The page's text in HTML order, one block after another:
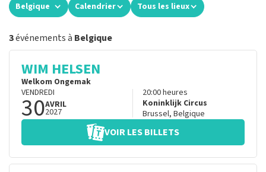
Belgique Calendrier Tous les lieux
3événements à Belgique
WIM HELSEN
Welkom Ongemak
VENDREDI
30AVRIL
2027
20:00heures
Koninklijk Circus
Brussel, Belgique
VOIR LES BILLETS